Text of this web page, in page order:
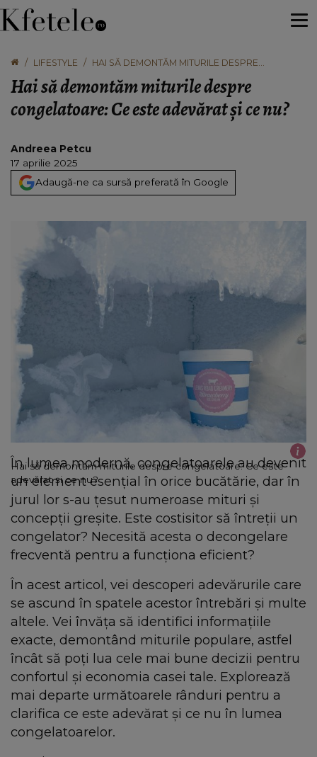
LIFESTYLE
HAI SĂ DEMONTĂM MITURILE DESPRE
Hai să demontăm miturile despre
congelatoare: Ce este adevărat și ce nu?
Andreea Petcu
17 aprilie 2025
Adaugă-ne ca sursă preferată în Google
Hai să demontăm miturile despre congelatoare: Ce este
adevărat și ce nu?
În lumea modernă, congelatoarele au devenit
un element esențial în orice bucătărie, dar în
jurul lor s-au țesut numeroase mituri și
concepții greșite. Este costisitor să întreții un
congelator? Necesită acesta o decongelare
frecventă pentru a funcționa eficient?
În acest articol, vei descoperi adevărurile care
se ascund în spatele acestor întrebări și multe
altele. Vei învăța să identifici informațiile
exacte, demontând miturile populare, astfel
încât să poți lua cele mai bune decizii pentru
confortul și economia casei tale. Explorează
mai departe următoarele rânduri pentru a
clarifica ce este adevărat și ce nu în lumea
congelatoarelor.